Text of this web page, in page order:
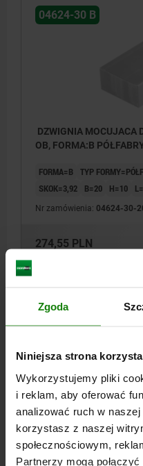
Zgoda
Niniejsza strona
Wykorzystujemy pliki
i reklam, aby oferować
analizować ruch w
korzystasz z naszej
społecznościowym,
Partnerzy mogą
04624-30 B
DZWIGNIA MOCUJACA DO DOCISKÓW Z DŹWIGNIĄ
OB, FORMA:B
FORMA=B TYP
SKOK=3,92
B=20 H=10
Nr zamówienia: 04624-30-
274,55 PLN
04624-30 B
DZWIGNIA MOCUJACA DO DOCISKÓW Z DŹWIGNIĄ
OB, FORMA:B
FORMA=B TYP